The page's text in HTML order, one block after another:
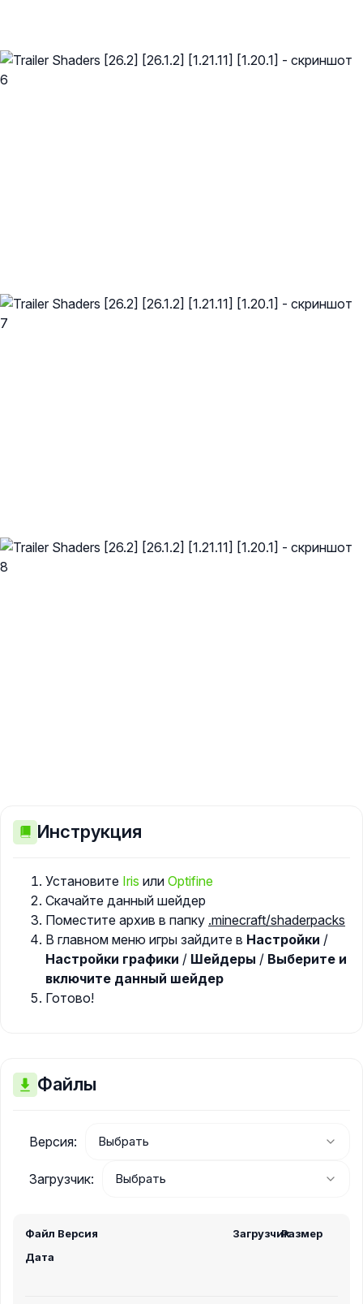
Инструкция
Установите Iris или Optifine
Скачайте данный шейдер
Поместите архив в папку .minecraft/shaderpacks
В главном меню игры зайдите в Настройки /
Настройки графики / Шейдеры / Выберите и
включите данный шейдер
Готово!
Файлы
Версия:
Загрузчик:
Файл Версия ЗагрузчикРазмер
Дата